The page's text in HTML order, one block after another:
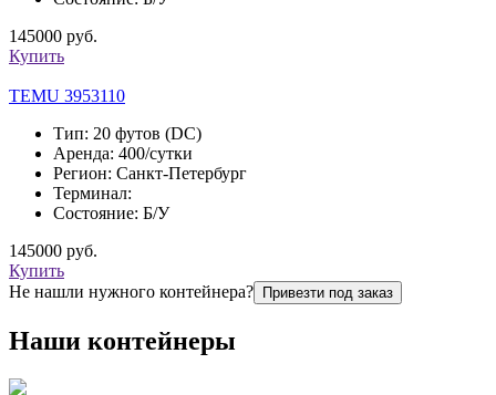
145000 руб.
Купить
TEMU 3953110
Тип: 20 футов (DC)
Аренда: 400/сутки
Регион: Санкт-Петербург
Терминал:
Состояние: Б/У
145000 руб.
Купить
Не нашли нужного контейнера?
Привезти под заказ
Наши контейнеры